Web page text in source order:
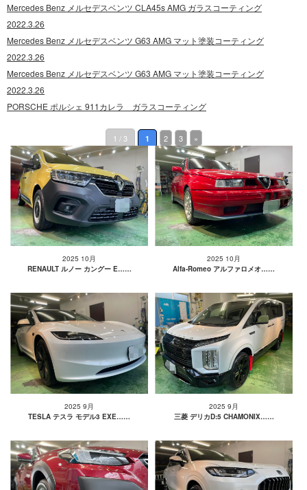
Mercedes Benz メルセデスベンツ CLA45s AMG ガラスコーティング
2022.3.26
Mercedes Benz メルセデスベンツ G63 AMG マット塗装コーティング
2022.3.26
Mercedes Benz メルセデスベンツ G63 AMG マット塗装コーティング
2022.3.26
PORSCHE ポルシェ 911カレラ ガラスコーティング
1 / 3 1 2 3 »
2025 10月
RENAULT ルノー カングー E……
2025 10月
Alfa-Romeo アルファロメオ……
2025 9月
TESLA テスラ モデル3 EXE……
2025 9月
三菱 デリカD:5 CHAMONIX……